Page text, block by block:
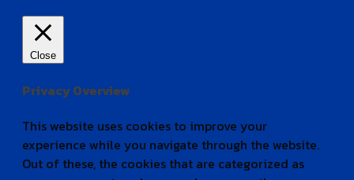
Close
Privacy Overview
This website uses cookies to improve your
experience while you navigate through the website.
Out of these, the cookies that are categorized as